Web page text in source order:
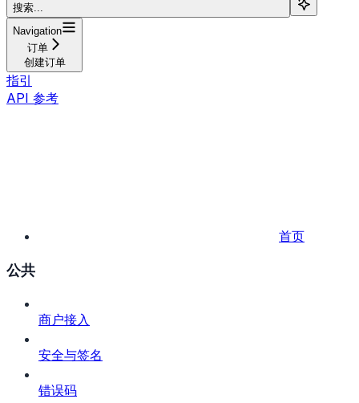
搜索...
Navigation
订单
创建订单
指引
API 参考
首页
公共
商户接入
安全与签名
错误码